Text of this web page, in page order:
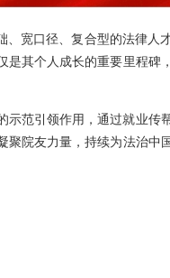
宽口径、复合型的法律人
其个人成长的重要里程碑
范引领作用，通过就业传
院友力量，持续为法治中